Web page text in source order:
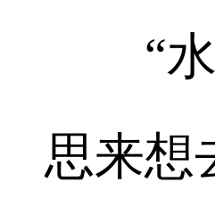
“水
思来想